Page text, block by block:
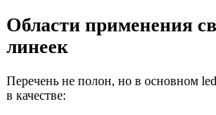
Области применения
линеек
Перечень не полон, но в основном
в качестве: